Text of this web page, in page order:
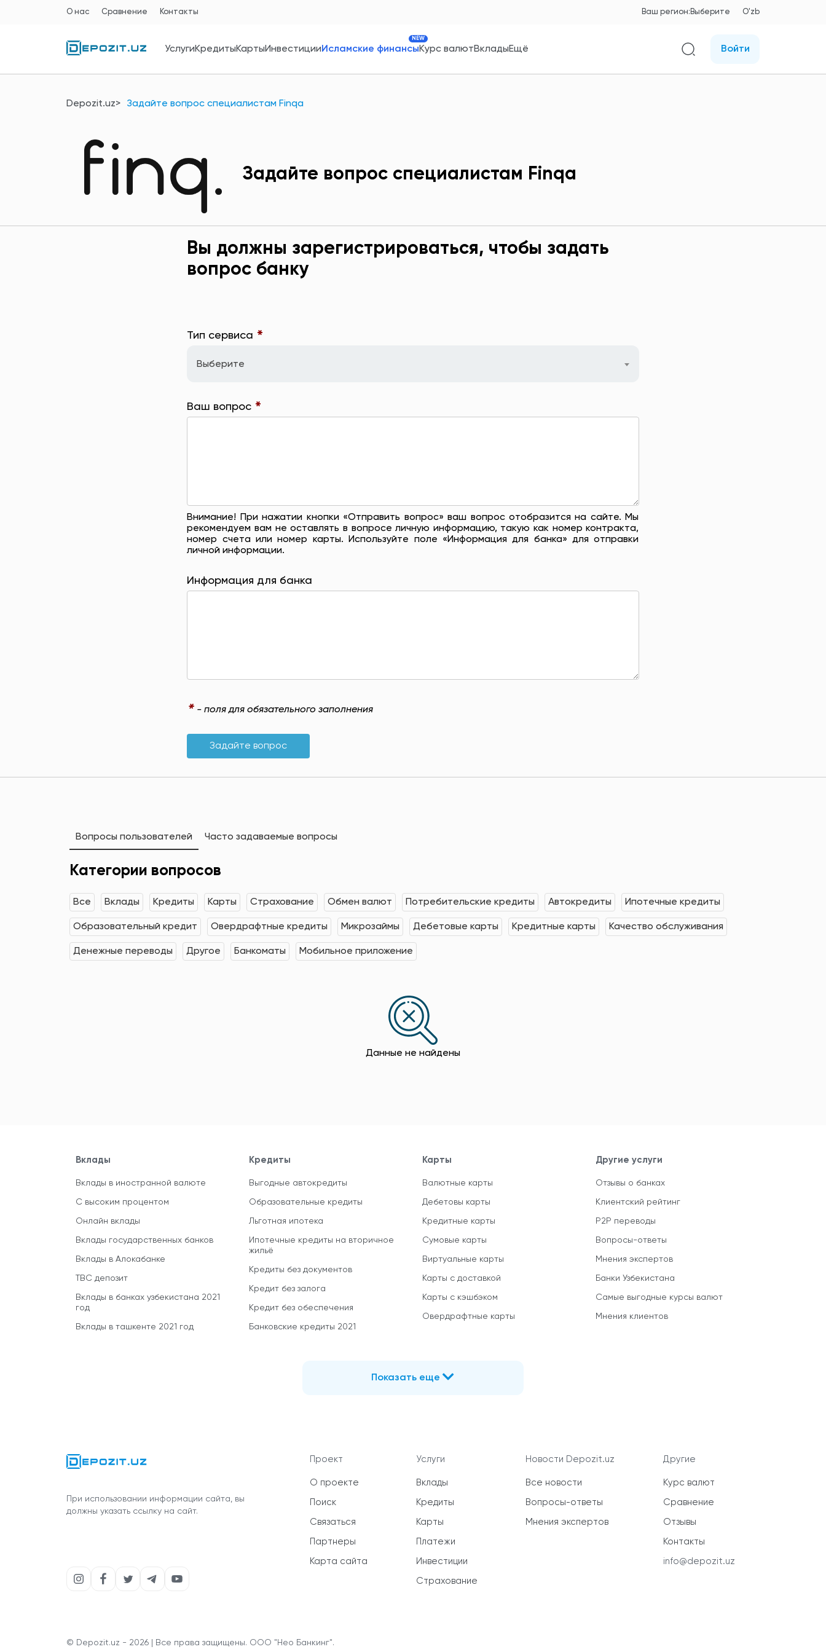
О нас Сравнение Контакты Ваш регион: Выберите O'zb
УслугиКредитыКартыИнвестицииИсламские финансы
NEW
Курс валютВкладыЕщё Войти
Depozit.uz Задайте вопрос специалистам Finqа
Задайте вопрос специалистам Finqа
Вы должны зарегистрироваться, чтобы задать
вопрос банку
Тип сервиса *
Выберите
Ваш вопрос *
Внимание! При нажатии кнопки «Отправить вопрос» ваш вопрос отобразится на сайте. Мы
рекомендуем вам не оставлять в вопросе личную информацию, такую ​​как номер контракта,
номер счета или номер карты. Используйте поле «Информация для банка» для отправки
личной информации.
Информация для банка
* - поля для обязательного заполнения
Задайте вопрос
Вопросы пользователей Часто задаваемые вопросы
Категории вопросов
Все Вклады Кредиты Карты Страхование Обмен валют Потребительские кредиты Автокредиты Ипотечные кредиты
Образовательный кредит Овердрафтные кредиты Микрозаймы Дебетовые карты Кредитные карты Качество обслуживания
Денежные переводы Другое Банкоматы Мобильное приложение
Данные не найдены
Вклады
Вклады в иностранной валюте
С высоким процентом
Онлайн вклады
Вклады государственных банков
Вклады в Алокабанке
TBC депозит
Вклады в банках узбекистана 2021
год
Вклады в ташкенте 2021 год
Кредиты
Выгодные автокредиты
Образовательные кредиты
Льготная ипотека
Ипотечные кредиты на вторичное
жильё
Кредиты без документов
Кредит без залога
Кредит без обеспечения
Банковские кредиты 2021
Карты
Валютные карты
Дебетовы карты
Кредитные карты
Сумовые карты
Виртуальные карты
Карты с доставкой
Карты с кэшбэком
Овердрафтные карты
Другие услуги
Отзывы о банках
Клиентский рейтинг
P2P переводы
Вопросы-ответы
Мнения экспертов
Банки Узбекистана
Самые выгодные курсы валют
Мнения клиентов
Показать еще
При использовании информации сайта, вы
должны указать ссылку на сайт.
Проект
О проекте
Поиск
Связаться
Партнеры
Карта сайта
Услуги
Вклады
Кредиты
Карты
Платежи
Инвестиции
Страхование
Новости Depozit.uz
Все новости
Вопросы-ответы
Мнения экспертов
Другие
Курс валют
Сравнение
Отзывы
Контакты
info@depozit.uz
© Depozit.uz - 2026 | Все права защищены. ООО "Нео Банкинг".